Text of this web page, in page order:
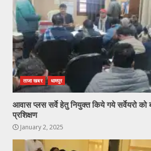
ताजा खबर धामपुर
आवास प्लस सर्वे हेतु नियुक्त किये गये सर्वेयरो को
प्रशिक्षण
January 2, 2025